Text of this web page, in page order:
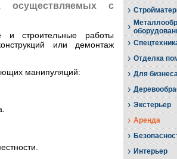
осуществляемых с
и строительные работы
или демонтаж
манипуляций:
›
›
›
› Отделка
› Для
›
› Экстерьер
› Аренда
›
› Интерьер